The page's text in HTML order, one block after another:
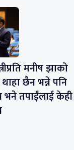
मनीष झाको
छैन भन्ने पनि
भने तपाईंलाई केही